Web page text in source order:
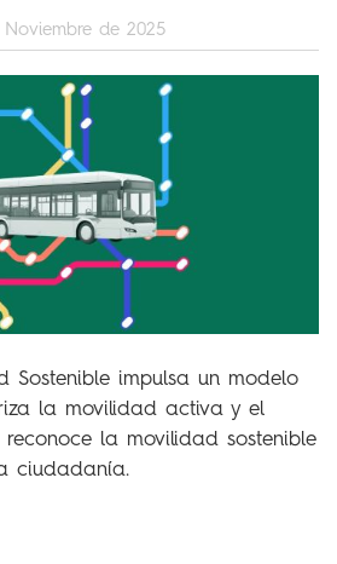
de 2025
Sostenible impulsa un modelo
la movilidad activa y el
la movilidad sostenible
ciudadanía.